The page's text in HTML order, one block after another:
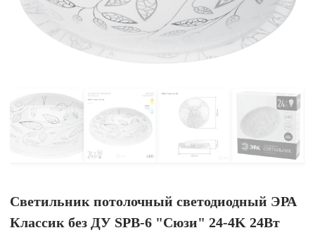
Светильник потолочный светодиодный ЭРА
Классик без ДУ SPB-6 "Сюзи" 24-4K 24Вт